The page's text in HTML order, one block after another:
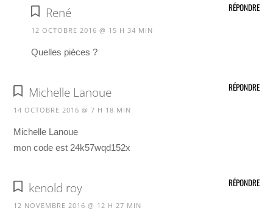
René
12 OCTOBRE 2016 @ 15 H 34 MIN
Quelles pièces ?
RÉPONDRE
Michelle Lanoue
14 OCTOBRE 2016 @ 7 H 18 MIN
Michelle Lanoue
mon code est 24k57wqd152x
RÉPONDRE
kenold roy
12 NOVEMBRE 2016 @ 12 H 27 MIN
RÉPONDRE